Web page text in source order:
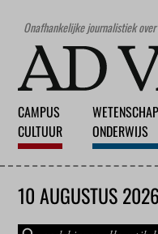
Onafhankelijke journalistiek
CAMPUS
CULTUUR
WETENSCHAP
ONDERWIJS
10 AUGUSTUS 2026